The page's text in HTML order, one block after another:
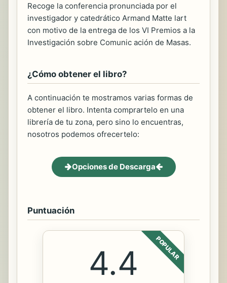
Recoge la conferencia pronunciada por el
investigador y catedrático Armand Matte lart
con motivo de la entrega de los VI Premios a la
Investigación sobre Comunic ación de Masas.
¿Cómo obtener el libro?
A continuación te mostramos varias formas de
obtener el libro. Intenta comprartelo en una
librería de tu zona, pero sino lo encuentras,
nosotros podemos ofrecertelo:
Opciones de Descarga
Puntuación
POPULAR
4.4